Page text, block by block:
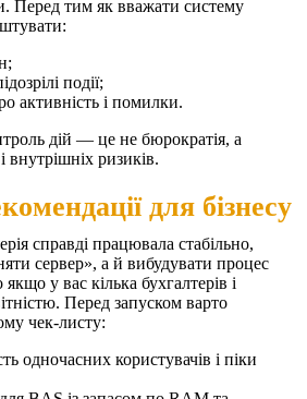
Перед тим як вважати систему
події;
активність і помилки.
дій — це не бюрократія, а
внутрішніх ризиків.
для бізнесу
справді працювала стабільно,
сервер», а й вибудувати процес
у вас кілька бухгалтерів і
Перед запуском варто
чек-листу:
одночасних користувачів і піки